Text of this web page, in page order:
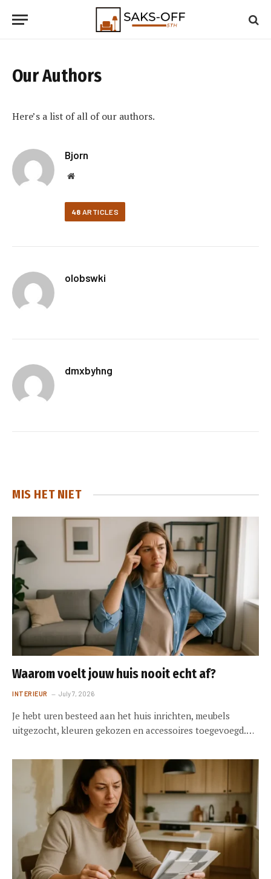
Our Authors
Here’s a list of all of our authors.
Bjorn
Website
48 ARTICLES
olobswki
dmxbyhng
MIS HET NIET
Waarom voelt jouw huis nooit echt af?
INTERIEUR July 7, 2026
Je hebt uren besteed aan het huis inrichten, meubels
uitgezocht, kleuren gekozen en accessoires toegevoegd.…